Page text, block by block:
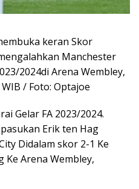
keran Skor
Manchester
2024di Arena Wembley,
/ Foto: Optajoe
Gelar FA 2023/2024.
Erik ten Hag
Didalam skor 2-1 Ke
Arena Wembley,